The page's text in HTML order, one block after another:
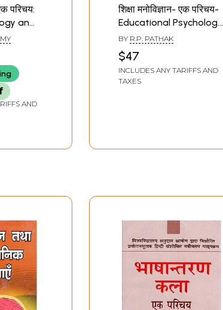
परिचय:
an
AND
शिक्षा मनोविज्ञान- एक परिचय-
Educational Psychology
An Introduction
BY R.P. PATHAK
$47
INCLUDES ANY TARIFFS AND
TAXES